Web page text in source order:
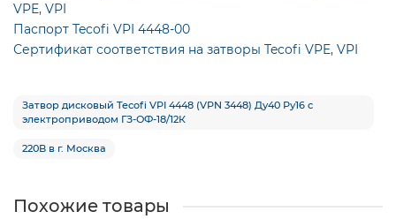
VPE, VPI
Паспорт Tecofi VPI 4448-00
Сертификат соответствия на затворы Tecofi VPE, VPI
Затвор дисковый Tecofi VPI 4448 (VPN 3448) Ду40 Ру16 с
электроприводом ГЗ-ОФ-18/12К
220В в г. Москва
Похожие товары